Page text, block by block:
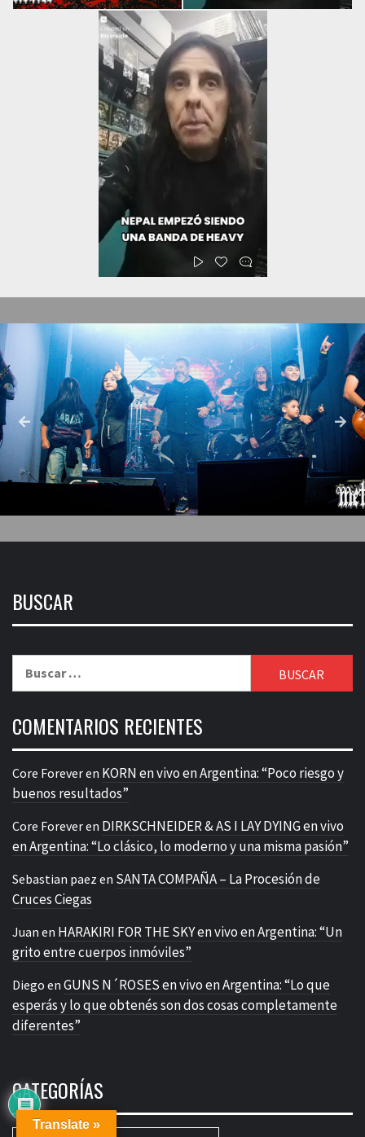
BUSCAR
COMENTARIOS RECIENTES
Core Foreveren KORN en vivo en Argentina: “Poco riesgo y
buenos resultados”
Core Foreveren DIRKSCHNEIDER & AS I LAY DYING en vivo
en Argentina: “Lo clásico, lo moderno y una misma pasión”
Sebastian paez en SANTA COMPAÑA – La Procesión de
Cruces Ciegas
Juan en HARAKIRI FOR THE SKY en vivo en Argentina: “Un
grito entre cuerpos inmóviles”
Diego en GUNS N´ROSES en vivo en Argentina: “Lo que
esperás y lo que obtenés son dos cosas completamente
diferentes”
CATEGORÍAS
Translate »